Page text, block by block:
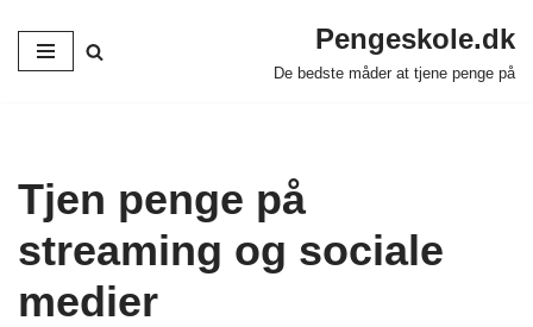
Spring
Pengeskole.dk
De bedste måder at tjene penge på
Tjen penge på
streaming og sociale
medier